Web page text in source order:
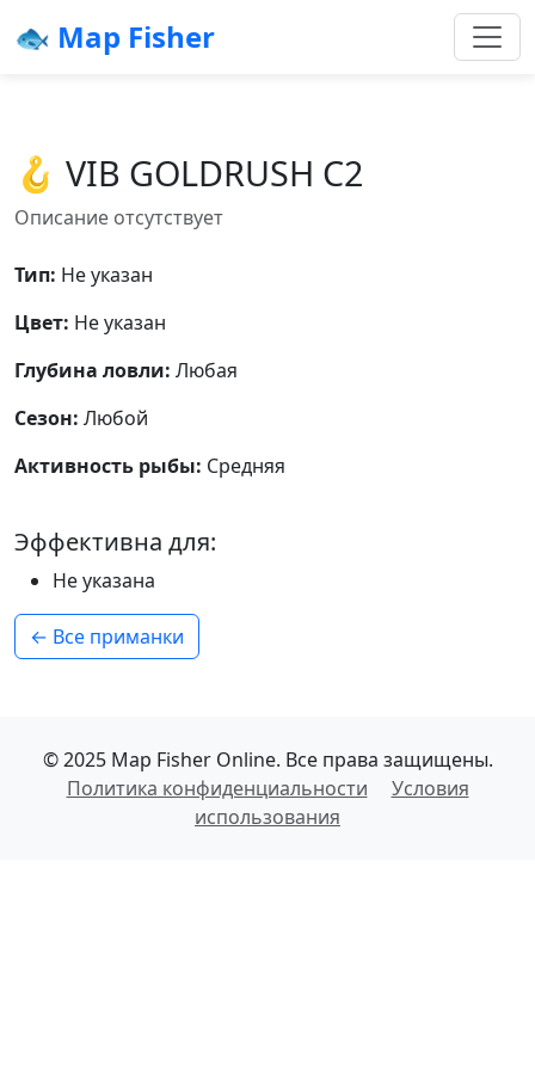
🐟 Map Fisher
🪝 VIB GOLDRUSH C2
Описание отсутствует
Тип: Не указан
Цвет: Не указан
Глубина ловли: Любая
Сезон: Любой
Активность рыбы: Средняя
Эффективна для:
Не указана
← Все приманки
© 2025 Map Fisher Online. Все права защищены.
Политика конфиденциальности
Условия
использования